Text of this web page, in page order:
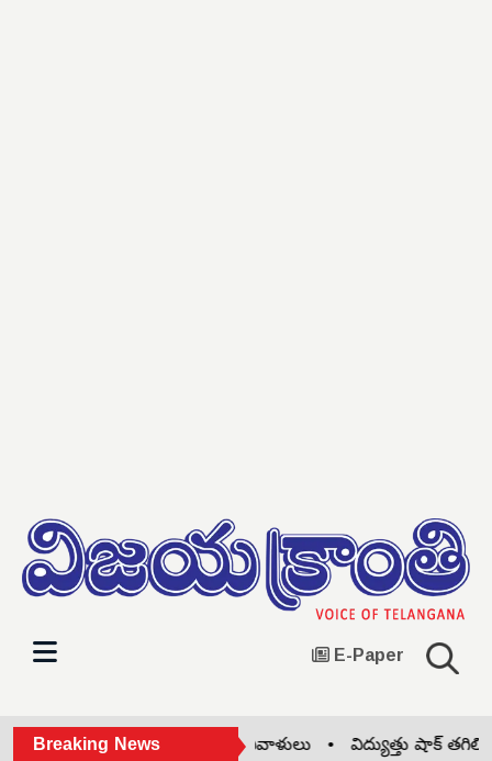
E-Paper
Breaking News
ప్రొఫెసర్ జయశంకర్ కు ఘన నివాళులు • విద్యుత్తు షాక్ తగిలి